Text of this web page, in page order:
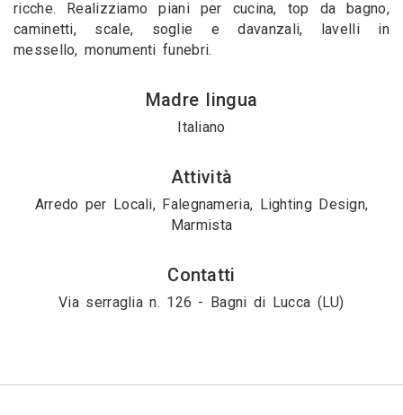
ricche. Realizziamo piani per cucina, top da bagno,
caminetti, scale, soglie e davanzali, lavelli in
messello, monumenti funebri.
Madre lingua
Italiano
Attività
Arredo per Locali, Falegnameria, Lighting Design,
Marmista
Contatti
Via serraglia n. 126 - Bagni di Lucca (LU)